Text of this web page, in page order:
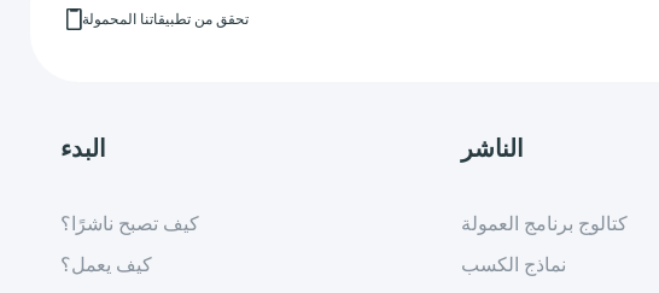
تحقق من تطبيقاتنا المحمولة
البدء
كيف تصبح ناشرًا؟
كيف يعمل؟
الناشر
كتالوج برنامج العمولة
نماذج الكسب